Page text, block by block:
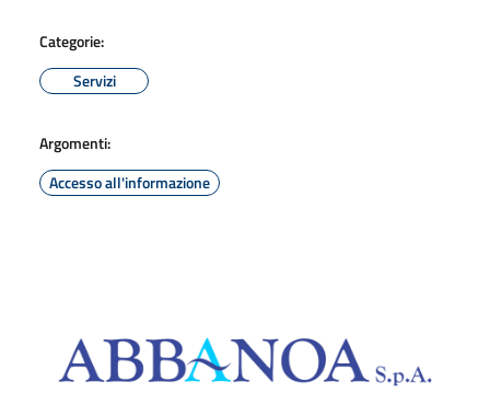
Categorie:
Servizi
Argomenti:
Accesso all'informazione